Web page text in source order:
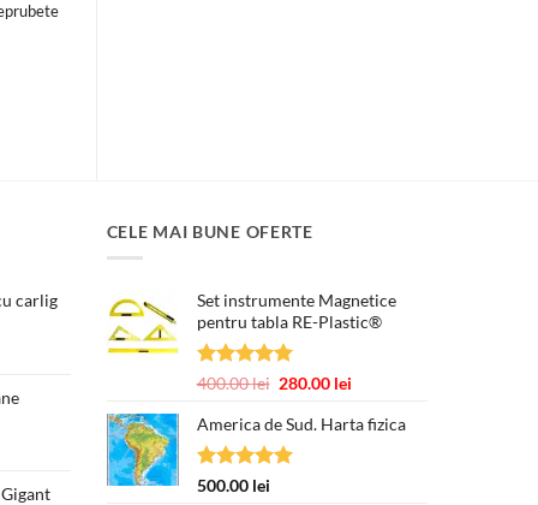
carlig
lei.
CELE MAI BUNE OFERTE
Set instrumente Magnetice
pentru tabla RE-Plastic®
Evaluat la
400.00lei Prețul
a
fost:
280.00 leiPrețul
este:
America de Sud. Harta fizica
Evaluat la
500.00 lei